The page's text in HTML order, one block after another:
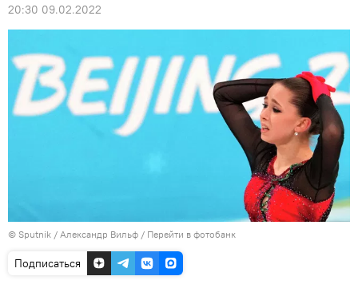
20:30 09.02.2022
© Sputnik / Александр Вильф / Перейти в фотобанк
Подписаться